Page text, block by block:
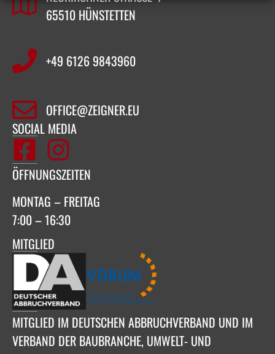
65510 HÜNSTETTEN
+49 6126 9843960‬
OFFICE@ZEIGNER.EU
SOCIAL MEDIA
ÖFFNUNGSZEITEN
MONTAG – FREITAG
7:00 – 16:30
MITGLIED
MITGLIED IM DEUTSCHEN ABBRUCHVERBAND UND IM
VERBAND DER BAUBRANCHE, UMWELT- UND